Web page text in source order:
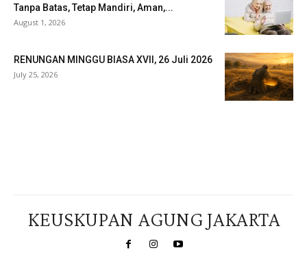
Tanpa Batas, Tetap Mandiri, Aman,...
August 1, 2026
RENUNGAN MINGGU BIASA XVII, 26 Juli 2026
July 25, 2026
KEUSKUPAN AGUNG JAKARTA